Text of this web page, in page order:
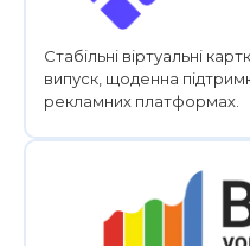
Стабільні віртуальні
випуск, щоденна
рекламних платформах.